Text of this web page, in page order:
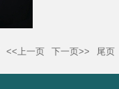
<<上一页 下一页>> 尾页